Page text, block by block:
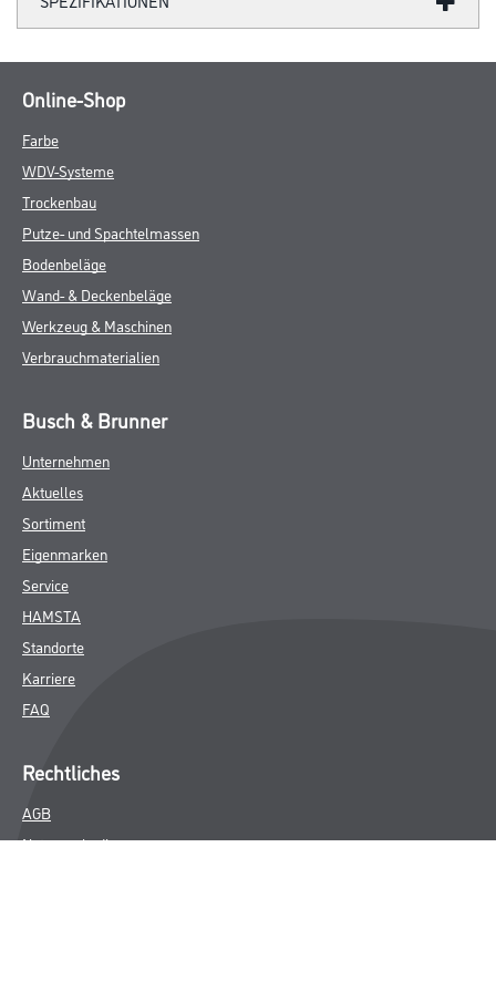
Online-Shop
Farbe
WDV-Systeme
Trockenbau
Putze- und Spachtelmassen
Bodenbeläge
Wand- & Deckenbeläge
Werkzeug & Maschinen
Verbrauchmaterialien
Busch & Brunner
Unternehmen
Aktuelles
Sortiment
Eigenmarken
Service
HAMSTA
Standorte
Karriere
FAQ
Rechtliches
AGB
Nutzungsbedingungen